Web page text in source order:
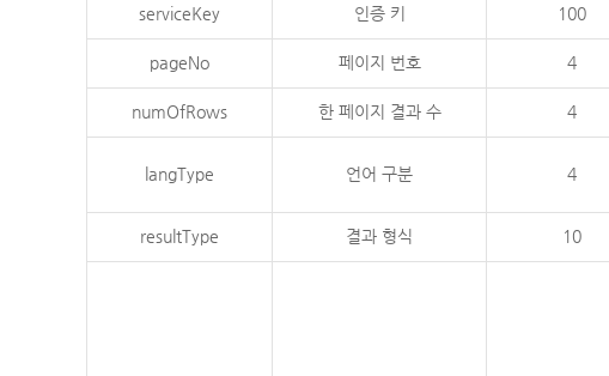
serviceKey 인증 키 100
pageNo 페이지 번호 4
numOfRows 한 페이지 결과 수 4
langType 언어 구분 4
resultType 결과 형식 10